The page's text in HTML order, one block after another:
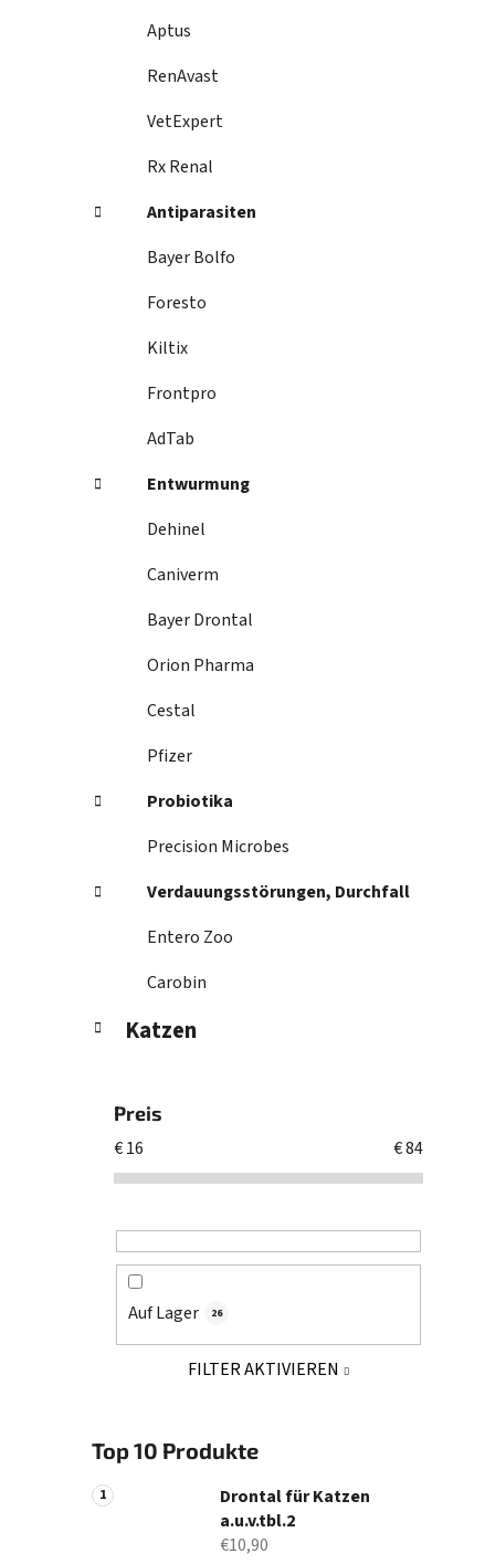
Aptus
RenAvast
VetExpert
Rx Renal
Antiparasiten
Bayer Bolfo
Foresto
Kiltix
Frontpro
AdTab
Entwurmung
Dehinel
Caniverm
Bayer Drontal
Orion Pharma
Cestal
Pfizer
Probiotika
Precision Microbes
Verdauungsstörungen, Durchfall
Entero Zoo
Carobin
Katzen
Preis
€16 €84
Auf Lager 26
FILTER AKTIVIEREN
Top 10 Produkte
Drontal für Katzen
a.u.v.tbl.2
€10,90